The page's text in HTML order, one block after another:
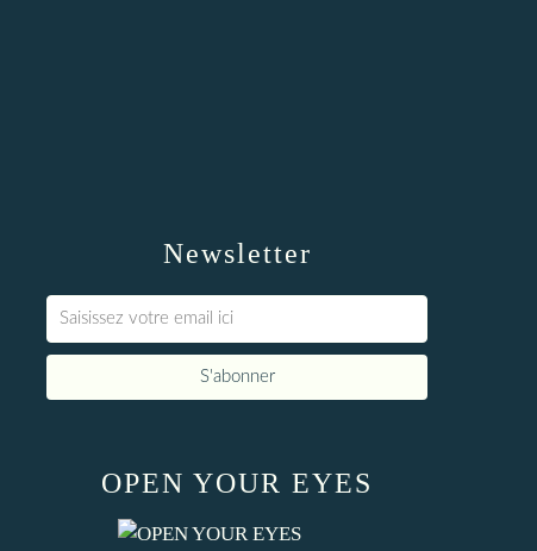
Newsletter
OPEN YOUR EYES